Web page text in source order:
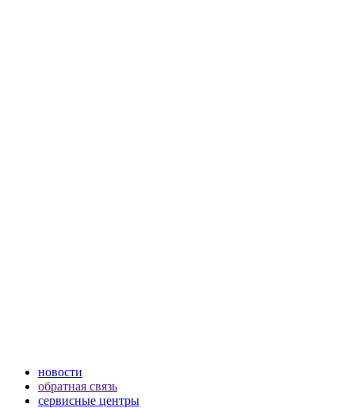
новости
обратная связь
сервисные центры